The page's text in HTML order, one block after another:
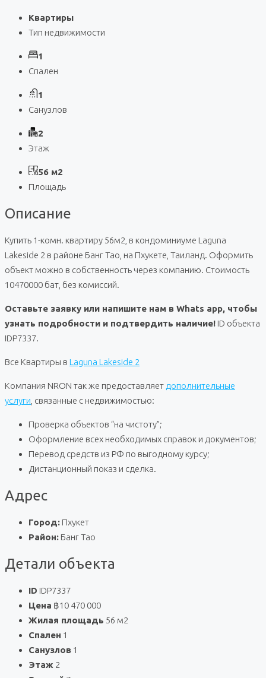
Квартиры
Тип недвижимости
1
Спален
1
Санузлов
2
Этаж
56 м2
Площадь
Описание
Купить 1-комн. квартиру 56м2, в кондоминиуме Laguna
Lakeside 2 в районе Банг Тао, на Пхукете, Таиланд. Оформить
объект можно в собственность через компанию. Стоимость
10470000 бат, без комиссий.
Оставьте заявку или напишите нам в Whats app, чтобы
узнать подробности и подтвердить наличие! ID объекта
IDP7337.
Все Квартиры в Laguna Lakeside 2
Компания NRON так же предоставляет дополнительные
услуги , связанные с недвижимостью:
Проверка объектов “на чистоту”;
Оформление всех необходимых справок и документов;
Перевод средств из РФ по выгодному курсу;
Дистанционный показ и сделка.
Адрес
Город: Пхукет
Район: Банг Тао
Детали объекта
ID IDP7337
Цена ฿10 470 000
Жилая площадь 56 м2
Спален 1
Санузлов 1
Этаж 2